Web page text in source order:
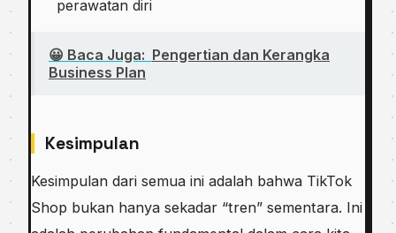
perawatan diri
😀 Baca Juga: Pengertian dan Kerangka
Business Plan
Kesimpulan
Kesimpulan dari semua ini adalah bahwa TikTok
Shop bukan hanya sekadar “tren” sementara. Ini